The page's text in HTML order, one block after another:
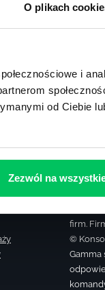
O plikach
i
od Ciebie
Zezwól na
Strona
firm.
©
Gamma